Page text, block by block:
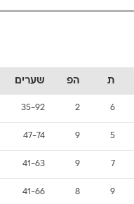
ת הפ שערים
6
2
35-92
5
9
47-74
7
9
41-63
9
8
41-66